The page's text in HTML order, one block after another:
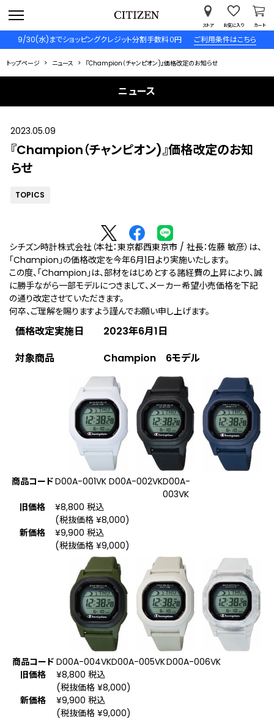
9/30(水)までショッピングクレジット分割手数料０円 ご利用条件はこちら
ストア お気に入り カート
トップページ ニュース 『Champion（チャンピオン)』価格改定のお知らせ
ニュース
2023.05.09
『Champion（チャンピオン)』価格改定のお知
らせ
TOPICS
シチズン時計株式会社（本社：東京都西東京市 / 社長：佐藤 敏彦）は、
「Champion」の価格改定を今年6月1日より実施いたします。
この度、「Champion」は、部材をはじめとする諸経費の上昇により、誠
に勝手ながら一部モデルにつきまして、メーカー希望小売価格を下記
の通り改定させていただきます。
何卒、ご理解を賜りますよう謹んでお願い申し上げます。
価格改定実施日 2023年6月1日
対象商品 Champion 6モデル
商品コードD00A-001VK D00A-002VKD00A-
003VK
旧価格
¥8,800 税込
(税抜価格 ¥8,000)
新価格
¥9,900 税込
(税抜価格 ¥9,000)
商品コード D00A-004VKD00A-005VKD00A-006VK
旧価格
¥8,800 税込
(税抜価格 ¥8,000)
新価格
¥9,900 税込
(税抜価格 ¥9,000)